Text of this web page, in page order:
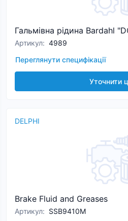
Гальмівна рідина Bardahl
Артикул: 4989
Переглянути специфікації
Уточнити
DELPHI
Brake Fluid and Greases
Артикул: SSB9410M